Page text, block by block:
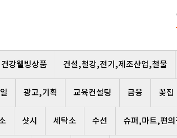
건강웰빙상품 건설,철강,전기,제조산업,철물
광고,기획 교육컨설팅 금융 꽃집
샷시 세탁소 수선 슈퍼,마트,편의